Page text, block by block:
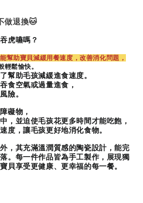
+NT$ 289 TWD
加入購物車
做退換🐱
虎嚥嗎？
能幫助寶貝減緩用餐速度，改善消化問題，
輕鬆愉快。
幫助毛孩減緩進食速度。
食空氣或過量進食，
險。
礙物，
，並迫使毛孩花更多時間才能吃飽，
度，讓毛孩更好地消化食物。
，其充滿溫潤質感的陶瓷設計，能完
。每一件作品皆為手工製作，展現獨
貝享受更健康、更幸福的每一餐。